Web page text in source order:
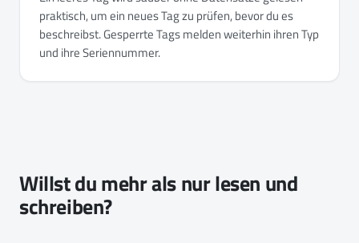
praktisch, um ein neues Tag zu prüfen, bevor du es
beschreibst. Gesperrte Tags melden weiterhin ihren Typ
und ihre Seriennummer.
Willst du mehr als nur lesen und
schreiben?